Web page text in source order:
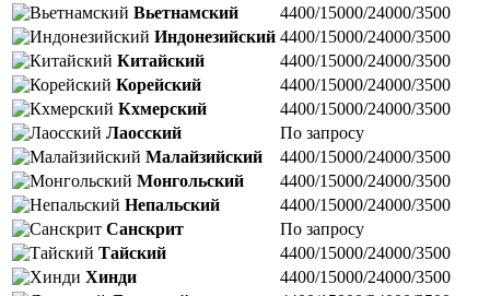
Вьетнамский
4400/15000/24000/3500
Индонезийский 4400/15000/24000/3500
Китайский
4400/15000/24000/3500
Корейский
4400/15000/24000/3500
Кхмерский
4400/15000/24000/3500
Лаосский
По запросу
Малайзийский
4400/15000/24000/3500
Монгольский
4400/15000/24000/3500
Непальский
4400/15000/24000/3500
Санскрит
По запросу
Тайский
4400/15000/24000/3500
Хинди
4400/15000/24000/3500